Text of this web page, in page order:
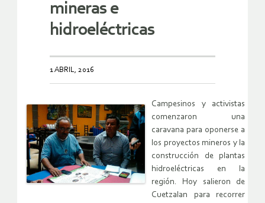
mineras e
hidroeléctricas
1 ABRIL, 2016
Campesinos y activistas
comenzaron una
caravana para oponerse a
los proyectos mineros y la
construcción de plantas
hidroeléctricas en la
región. Hoy salieron de
Cuetzalan para recorrer